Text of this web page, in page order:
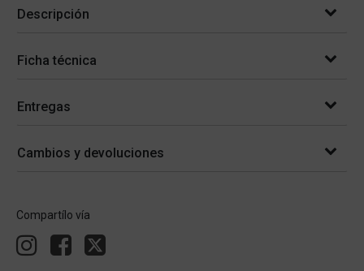
Descripción
Ficha técnica
Entregas
Cambios y devoluciones
Compartílo vía